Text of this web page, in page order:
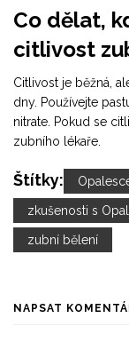
Co dělat,
citlivost
Citlivost je běžná,
dny. Používejte
nitrate. Pokud se
zubního lékaře.
Štítky:
zkušenosti s
zubní bělení
NAPSAT